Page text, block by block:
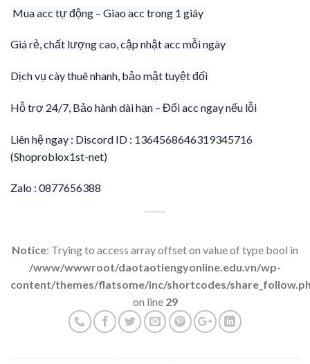
Mua acc tự động – Giao acc trong 1 giây
Giá rẻ, chất lượng cao, cập nhật acc mỗi ngày
Dịch vụ cày thuê nhanh, bảo mật tuyệt đối
Hỗ trợ 24/7, Bảo hành dài hạn – Đổi acc ngay nếu lỗi
Liên hệ ngay : Discord ID : 1364568646319345716
(Shoproblox1st-net)
Zalo : 0877656388
Notice: Trying to access array offset on value of type bool in
/www/wwwroot/daotaotiengyonline.edu.vn/wp-
content/themes/flatsome/inc/shortcodes/
on line 29